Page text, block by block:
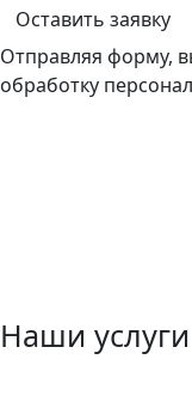
Оставить заявку
Отправляя форму,
обработку
Наши услуги